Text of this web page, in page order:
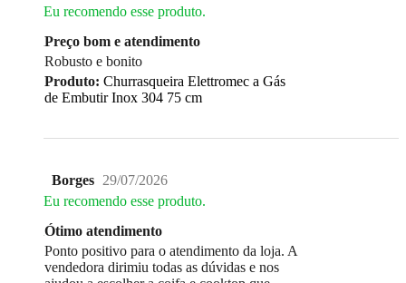
Eu recomendo esse produto.
Preço bom e atendimento
Robusto e bonito
Produto: Churrasqueira Elettromec a Gás
de Embutir Inox 304 75 cm
Borges 29/07/2026
Eu recomendo esse produto.
Ótimo atendimento
Ponto positivo para o atendimento da loja. A
vendedora dirimiu todas as dúvidas e nos